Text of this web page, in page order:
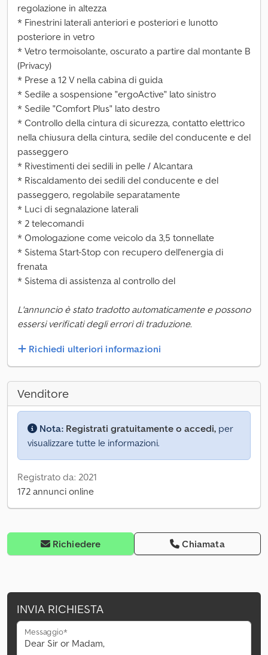
regolazione in altezza
* Finestrini laterali anteriori e posteriori e lunotto
posteriore in vetro
* Vetro termoisolante, oscurato a partire dal montante B
(Privacy)
* Prese a 12 V nella cabina di guida
* Sedile a sospensione "ergoActive" lato sinistro
* Sedile "Comfort Plus" lato destro
* Controllo della cintura di sicurezza, contatto elettrico
nella chiusura della cintura, sedile del conducente e del
passeggero
* Rivestimenti dei sedili in pelle / Alcantara
* Riscaldamento dei sedili del conducente e del
passeggero, regolabile separatamente
* Luci di segnalazione laterali
* 2 telecomandi
* Omologazione come veicolo da 3,5 tonnellate
* Sistema Start-Stop con recupero dell'energia di
frenata
* Sistema di assistenza al controllo del
L'annuncio è stato tradotto automaticamente e possono
essersi verificati degli errori di traduzione.
Richiedi ulteriori informazioni
Venditore
Nota: Registrati gratuitamente o accedi, per
visualizzare tutte le informazioni.
Registrato da: 2021
172 annunci online
Richiedere Chiamata
INVIA RICHIESTA
Messaggio*